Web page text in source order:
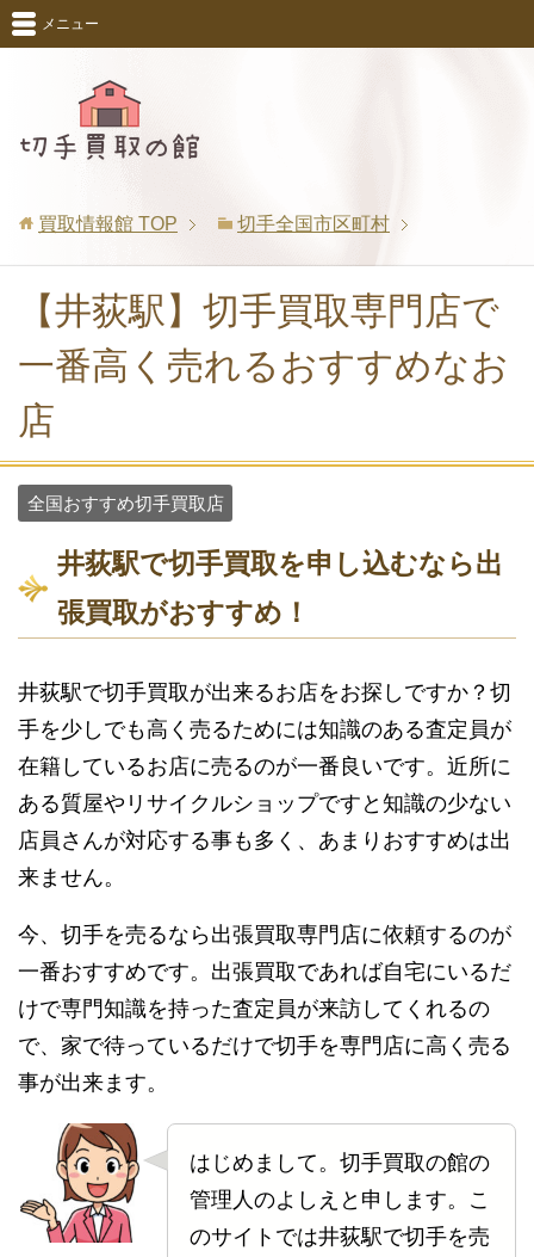
メニュー
買取情報館 TOP 切手全国市区町村
【井荻駅】切手買取専門店で
一番高く売れるおすすめなお
店
全国おすすめ切手買取店
井荻駅で切手買取を申し込むなら出
張買取がおすすめ！
井荻駅で切手買取が出来るお店をお探しですか？切
手を少しでも高く売るためには知識のある査定員が
在籍しているお店に売るのが一番良いです。近所に
ある質屋やリサイクルショップですと知識の少ない
店員さんが対応する事も多く、あまりおすすめは出
来ません。
今、切手を売るなら出張買取専門店に依頼するのが
一番おすすめです。出張買取であれば自宅にいるだ
けで専門知識を持った査定員が来訪してくれるの
で、家で待っているだけで切手を専門店に高く売る
事が出来ます。
はじめまして。切手買取の館の
管理人のよしえと申します。こ
のサイトでは井荻駅で切手を売